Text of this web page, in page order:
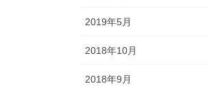
2019年5月
2018年10月
2018年9月